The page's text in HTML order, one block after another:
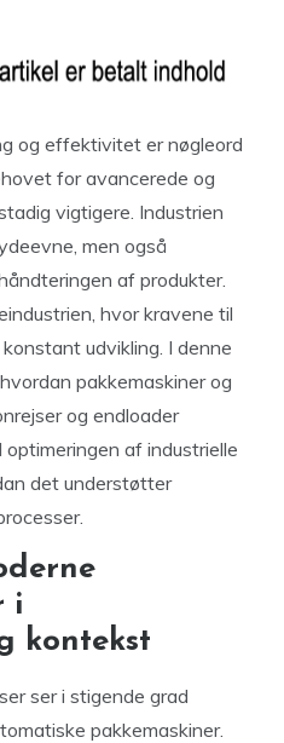
og effektivitet er nøgleord
for avancerede og
vigtigere. Industrien
men også
af produkter.
hvor kravene til
udvikling. I denne
pakkemaskiner og
og endloader
af industrielle
det understøtter
i
kontekst
ser i stigende grad
pakkemaskiner.